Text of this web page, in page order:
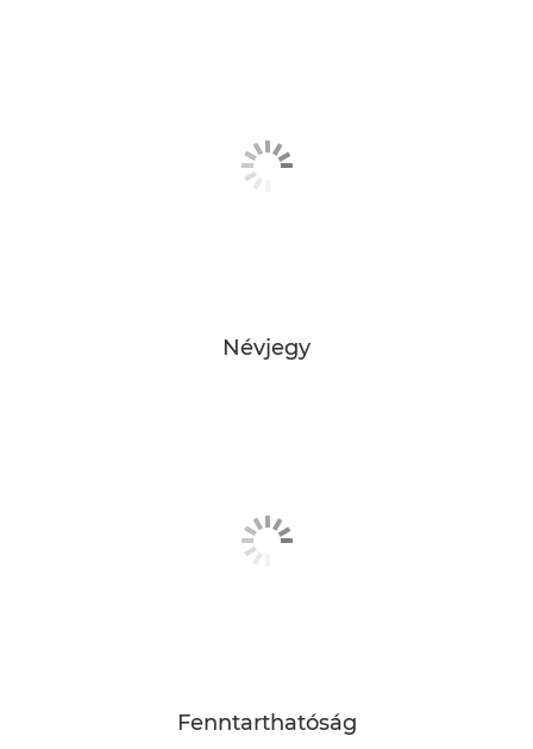
Névjegy
Fenntarthatóság